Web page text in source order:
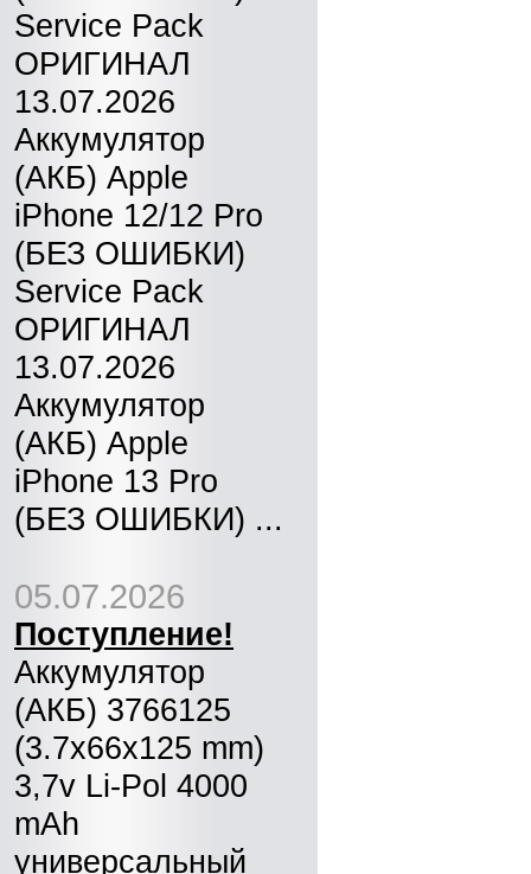
Service Pack
ОРИГИНАЛ
13.07.2026
Аккумулятор
(АКБ) Apple
iPhone 12/12 Pro
(БЕЗ ОШИБКИ)
Service Pack
ОРИГИНАЛ
13.07.2026
Аккумулятор
(АКБ) Apple
iPhone 13 Pro
(БЕЗ ОШИБКИ) ...
05.07.2026
Поступление!
Аккумулятор
(АКБ) 3766125
(3.7x66x125 mm)
3,7v Li-Pol 4000
mAh
универсальный